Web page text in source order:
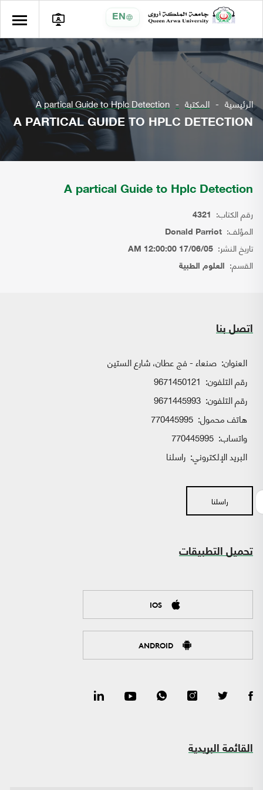
EN
الرئيسية المكتبة A partical Guide to Hplc Detection
A PARTICAL GUIDE TO HPLC DETECTION
A partical Guide to Hplc Detection
رقم الكتاب: 4321
المؤلف: Donald Parriot
تاريخ النشر: 17/06/05 12:00:00 AM
القسم: العلوم الطبية
اتصل بنا
العنوان: صنعاء - فج عطان، شارع الستين
رقم التلفون: 9671450121
رقم التلفون: 9671445993
هاتف محمول: 770445995
واتساب:
البريد الإلكتروني: راسلنا
راسلنا
تحميل التطبيقات
IOS
ANDROID
القائمة البريدية